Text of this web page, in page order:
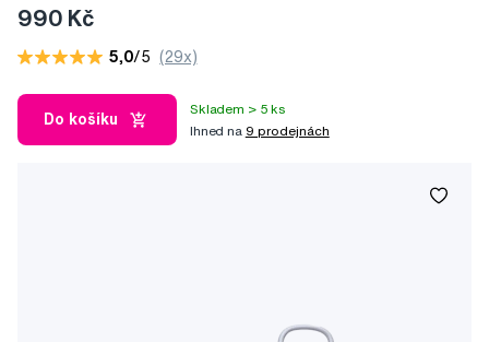
990 Kč
5,0/5 (29x)
Do košíku
Skladem > 5 ks
Ihned na 9 prodejnách